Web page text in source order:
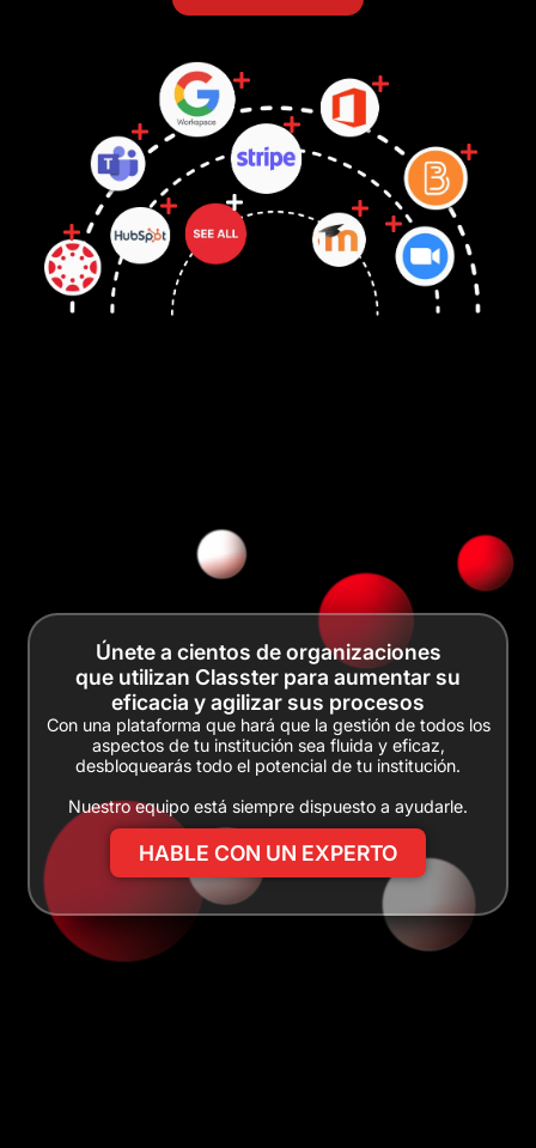
Únete a cientos de organizaciones
que utilizan Classter para aumentar su
eficacia y agilizar sus procesos
Con una plataforma que hará que la gestión de todos los
aspectos de tu institución sea fluida y eficaz,
desbloquearás todo el potencial de tu institución.
Nuestro equipo está siempre dispuesto a ayudarle.
HABLE CON UN EXPERTO